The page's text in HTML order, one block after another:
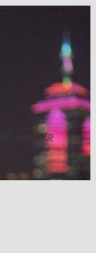
吧,俱乐部,以及